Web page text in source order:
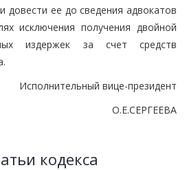
ее до сведения адвокатов
исключения получения двойной
издержек за счет средств
Исполнительный вице-президент
О.Е.СЕРГЕЕВА
кодекса